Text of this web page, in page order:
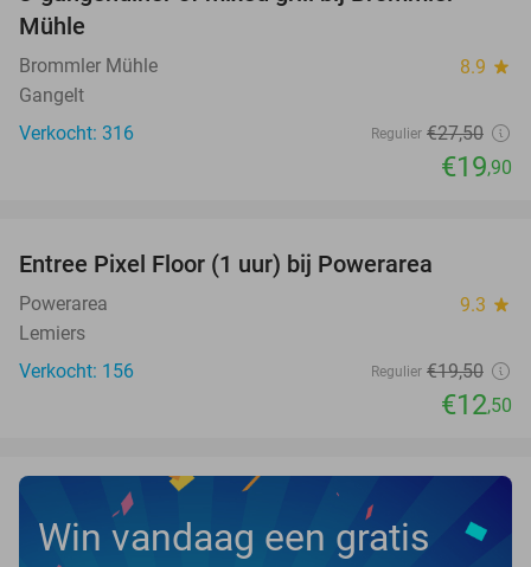
Mühle
Brommler Mühle 8.9 star
Gangelt
Verkocht: 316
Regulier €27,50
€19,90
Entree Pixel Floor (1 uur) bij Powerarea
Powerarea 9.3 star
Lemiers
Verkocht: 156
Regulier €19,50
€12,50
Win vandaag een gratis